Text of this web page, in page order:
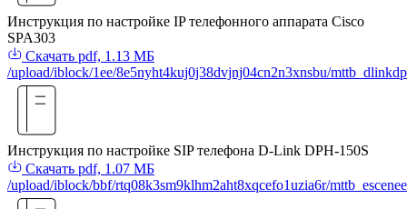
Инструкция по настройке IP телефонного аппарата Cisco
SPA303
Скачать pdf, 1.13 МБ
/upload/iblock/1ee/8e5nyht4kuj0j38dvjnj04cn2n3xnsbu/
Инструкция по настройке SIP телефона D-Link DPH-150S
Скачать pdf, 1.07 МБ
/upload/iblock/bbf/rtq08k3sm9klhm2aht8xqcefo1uzia6r/